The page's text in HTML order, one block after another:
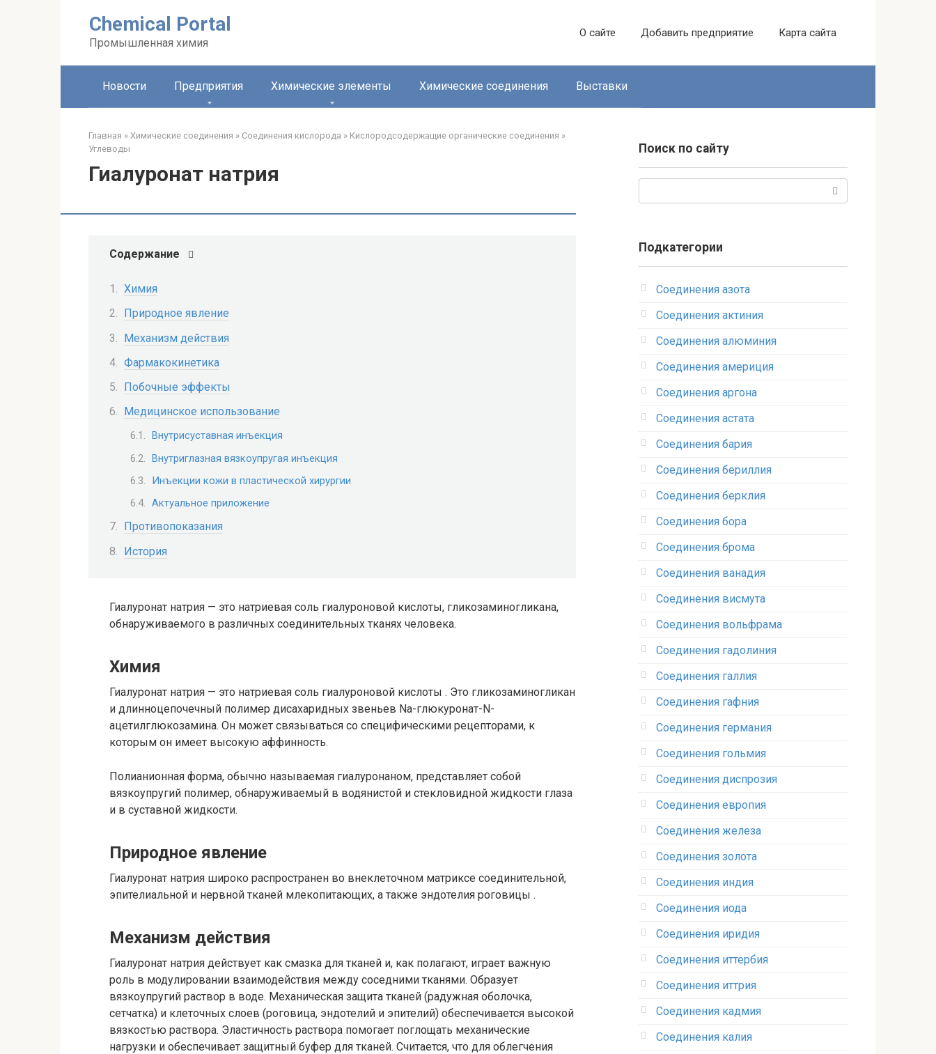
Chemical Portal
Промышленная химия
О сайте Добавить предприятие Карта сайта
Новости Предприятия Химические элементы Химические соединения Выставки
Главная » Химические соединения » Соединения кислорода‎ » Кислородсодержащие органические соединения‎ »
Углеводы‎
Гиалуронат натрия
Содержание
Химия
Природное явление
Механизм действия
Фармакокинетика
Побочные эффекты
Медицинское использование
Внутрисуставная инъекция
Внутриглазная вязкоупругая инъекция
Инъекции кожи в пластической хирургии
Актуальное приложение
Противопоказания
История
Гиалуронат натрия — это натриевая соль гиалуроновой кислоты, гликозаминогликана,
обнаруживаемого в различных соединительных тканях человека.
Химия
Гиалуронат натрия — это натриевая соль гиалуроновой кислоты . Это гликозаминогликан
и длинноцепочечный полимер дисахаридных звеньев Na-глюкуронат-N-
ацетилглюкозамина. Он может связываться со специфическими рецепторами, к
которым он имеет высокую аффинность.
Полианионная форма, обычно называемая гиалуронаном, представляет собой
вязкоупругий полимер, обнаруживаемый в водянистой и стекловидной жидкости глаза
и в суставной жидкости.
Природное явление
Гиалуронат натрия широко распространен во внеклеточном матриксе соединительной,
эпителиальной и нервной тканей млекопитающих, а также эндотелия роговицы .
Механизм действия
Гиалуронат натрия действует как смазка для тканей и, как полагают, играет важную
роль в модулировании взаимодействия между соседними тканями. Образует
вязкоупругий раствор в воде. Механическая защита тканей (радужная оболочка,
сетчатка) и клеточных слоев (роговица, эндотелий и эпителий) обеспечивается высокой
вязкостью раствора. Эластичность раствора помогает поглощать механические
нагрузки и обеспечивает защитный буфер для тканей. Считается, что для облегчения
Поиск по сайту
Подкатегории
Соединения азота
Соединения актиния
Соединения алюминия‎
Соединения америция‎
Соединения аргона‎
Соединения астата‎
Соединения бария
Соединения бериллия‎
Соединения берклия
Соединения бора‎
Соединения брома‎
Соединения ванадия‎
Соединения висмута
Соединения вольфрама‎
Соединения гадолиния‎
Соединения галлия‎
Соединения гафния‎
Соединения германия‎
Соединения гольмия‎
Соединения диспрозия‎ ‎
Соединения европия‎
Соединения железа‎
Соединения золота‎
Соединения индия
Соединения иода‎
Соединения иридия
Соединения иттербия‎
Соединения иттрия‎
Соединения кадмия
Соединения калия‎